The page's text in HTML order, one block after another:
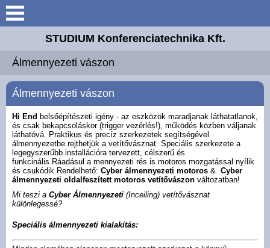
Keresés
Elérhetőségek
Galéria
Letöltések
Akciós termékek
5 érv ...
Vászon felületek
STUDIUM Konferenciatechnika Kft.
Álmennyezeti vászon
Álmennyezeti vászon
Hi End belsőépítészeti igény - az eszközök maradjanak láthatatlanok,
és csak bekapcsoláskor (trigger vezérlés!), működés közben váljanak
láthatóvá. Praktikus és precíz szerkezetek segítségével
álmennyezetbe rejthetjük a vetítővásznat. Speciális szerkezete a
legegyszerűbb installációra tervezett, célszerű és
funkcinális.Ráadásul a mennyezeti rés is motoros mozgatással nyílik
és csukódik.Rendelhető: Cyber álmennyezeti motoros & Cyber
álmennyezeti oldalfeszített motoros vetítővászon változatban!
Mi teszi a Cyber Álmennyezeti (Inceiling) vetítővásznat
különlegessé?
Speciális álmennyezeti kialakítás: